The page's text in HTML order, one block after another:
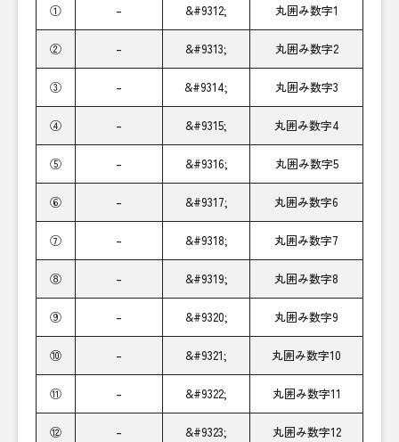
① – &#9312; 丸囲み数字1
② – &#9313; 丸囲み数字2
③ – &#9314; 丸囲み数字3
④ – &#9315; 丸囲み数字4
⑤ – &#9316; 丸囲み数字5
⑥ – &#9317; 丸囲み数字6
⑦ – &#9318; 丸囲み数字7
⑧ – &#9319; 丸囲み数字8
⑨ – &#9320; 丸囲み数字9
⑩ – &#9321; 丸囲み数字10
⑪ – &#9322; 丸囲み数字11
⑫ – &#9323; 丸囲み数字12